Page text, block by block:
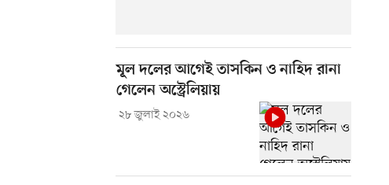
মূল দলের আগেই তাসকিন ও নাহিদ রানা
গেলেন অস্ট্রেলিয়ায়
২৮ জুলাই ২০২৬